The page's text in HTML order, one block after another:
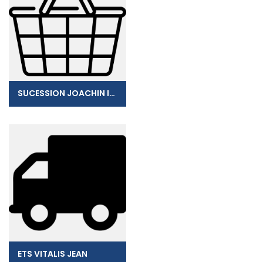
SUCESSION JOACHIN ISMATE
ETS VITALIS JEAN